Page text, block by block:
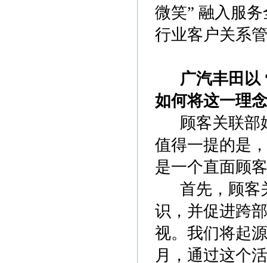
微笑” 融入服
行业客户关系
广汽丰田以
如何将这一理
顾客关联部
值得一提的是
是一个直面顾
首先，顾客
识，并促进跨
视。我们将起
月，通过这个